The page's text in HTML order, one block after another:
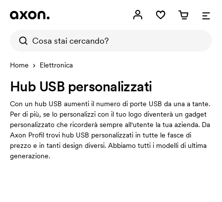
Home Elettronica
Hub USB personalizzati
Con un hub USB aumenti il numero di porte USB da una a tante.
Per di più, se lo personalizzi con il tuo logo diventerà un gadget
personalizzato che ricorderà sempre all'utente la tua azienda. Da
Axon Profil trovi hub USB personalizzati in tutte le fasce di
prezzo e in tanti design diversi. Abbiamo tutti i modelli di ultima
generazione.